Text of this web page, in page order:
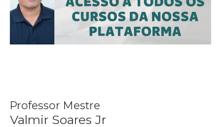
Professor Mestre
Valmir Soares Jr